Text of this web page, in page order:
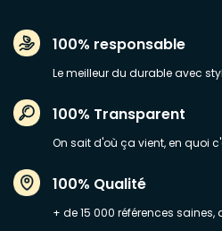
100% responsable
Le meilleur du durable avec
100% Transparent
On sait d'où ça vient, en quoi
100% Qualité
+ de 15 000 références